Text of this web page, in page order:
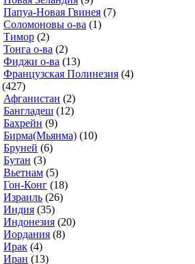
Папуа-Новая Гвинея (7)
Соломоновы о-ва (1)
Тимор (2)
Тонга о-ва (2)
Фиджи о-ва (13)
Французская Полинезия (4)
(427)
Афганистан (2)
Бангладеш (12)
Бахрейн (9)
Бирма(Мьянма) (10)
Бруней (6)
Бутан (3)
Вьетнам (5)
Гон-Конг (18)
Израиль (26)
Индия (35)
Индонезия (20)
Иордания (8)
Ирак (4)
Иран (13)